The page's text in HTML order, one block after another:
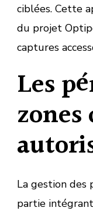
ciblées. Cette
du projet
captures
Les
zones
La gestion des
partie